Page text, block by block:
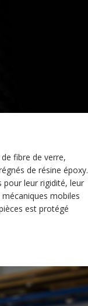
fibre de verre,
de résine époxy.
leur rigidité, leur
mobiles
est protégé